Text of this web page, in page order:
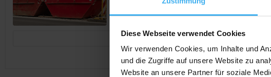
Diese Webseite verwendet Cookies
Wir verwenden Cookies, um Inhalte und
und die Zugriffe auf unsere Website zu
Website an unsere Partner für soziale
Jetzt Anrufen